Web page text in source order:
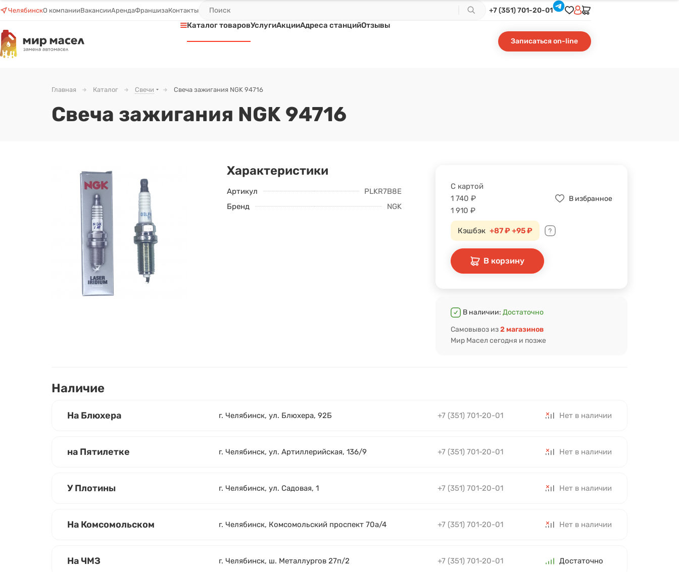
ЧелябинскО компанииВакансииАрендаФраншизаКонтакты +7 (351) 701-20-01
Каталог товаровУслугиАкцииАдреса станцийОтзывы
Записаться on-line
Главная Каталог Свечи Свеча зажигания NGK 94716
Свеча зажигания NGK 94716
Характеристики
Артикул
PLKR7B8E
Бренд
NGK
С картой
1 740 ₽
1 910 ₽
В избранное
Кэшбэк +87 ₽+95 ₽
В корзину
В наличии: Достаточно
Самовывоз из2 магазинов
Мир Масел сегодня и позже
Наличие
На Блюхера г. Челябинск, ул. Блюхера, 92Б +7 (351) 701-20-01 Нет в наличии
на Пятилетке г. Челябинск, ул. Артиллерийская, 136/9 +7 (351) 701-20-01 Нет в наличии
У Плотины г. Челябинск, ул. Садовая, 1 +7 (351) 701-20-01 Нет в наличии
На Комсомольском г. Челябинск, Комсомольский проспект 70а/4 +7 (351) 701-20-01 Нет в наличии
На ЧМЗ г. Челябинск, ш. Металлургов 27п/2 +7 (351) 701-20-01 Достаточно